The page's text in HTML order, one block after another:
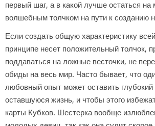
первый шаг, а в какой лучше остаться на
волшебным толчком на пути к созданию
Если создать общую характеристику
принципе несет положительный толчок,
поддаваться на ложные весточки, не
обиды на весь мир. Часто бывает, что
любовный опыт может оставить
оставшуюся жизнь, и чтобы этого
карты Кубков. Шестерка вообще